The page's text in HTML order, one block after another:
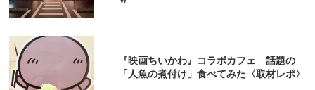
『映画ちいかわ』コラボカフェ 話題の
「人魚の煮付け」食べてみた〈取材レポ〉